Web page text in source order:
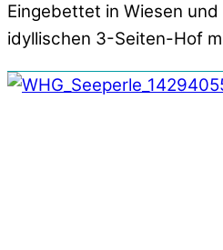
Eingebettet in Wiesen
idyllischen 3-Seiten-Hof